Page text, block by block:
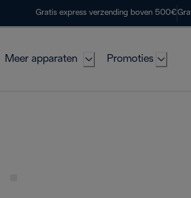
Gratis express verzending boven 500€
Meer apparaten Promoties